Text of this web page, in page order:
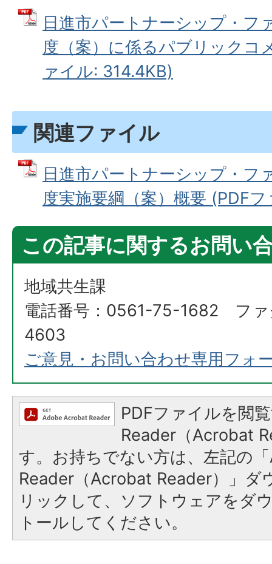
日進市パートナーシップ・フ
度（案）に係るパブリックコ
ァイル: 314.4KB)
関連ファイル
日進市パートナーシップ・フ
度実施要綱（案）概要 (PDF
この記事に関するお問い
地域共生課
電話番号：0561-75-1682 フ
4603
ご意見・お問い合わせ専用フォ
PDFファイルを閲
Reader（Acrobat
す。お持ちでない方は、左記の
Reader（Acrobat Reader）」ダ
リックして、ソフトウェアをダ
トールしてください。